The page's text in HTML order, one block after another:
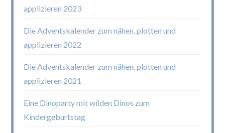
applizieren 2023
Die Adventskalender zum nähen, plotten und
applizieren 2022
Die Adventskalender zum nähen, plotten und
applizieren 2021
Eine Dinoparty mit wilden Dinos zum
Kindergeburtstag